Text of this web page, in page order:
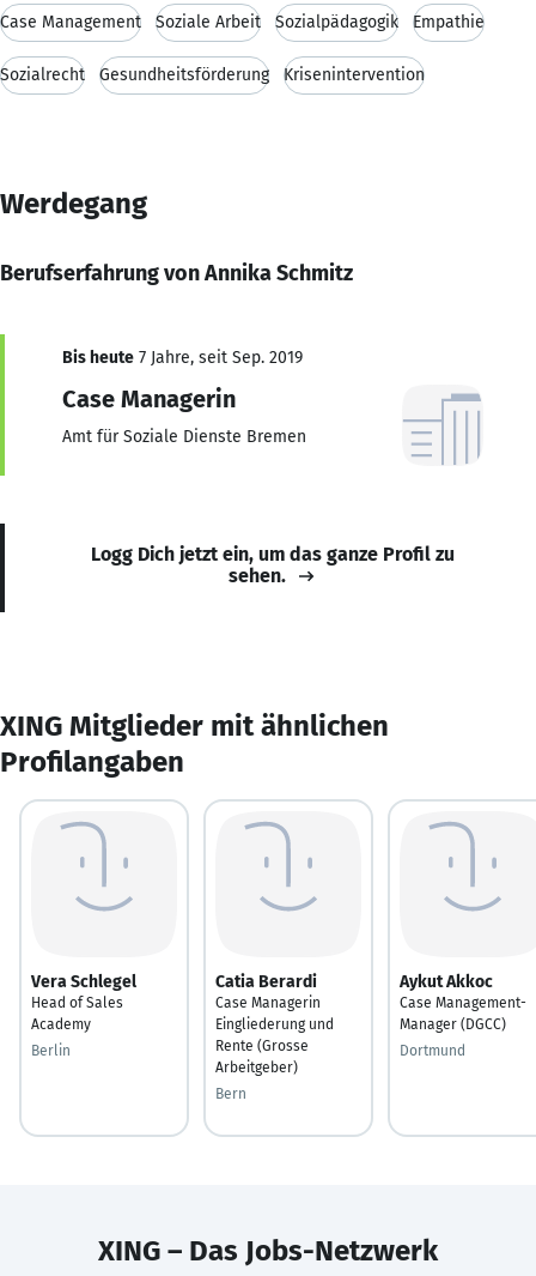
Case Management Soziale Arbeit Sozialpädagogik Empathie
Sozialrecht Gesundheitsförderung Krisenintervention
Werdegang
Berufserfahrung von Annika Schmitz
Bis heute 7 Jahre, seit Sep. 2019
Case Managerin
Amt für Soziale Dienste Bremen
Logg Dich jetzt ein, um das ganze Profil zu
sehen.
XING Mitglieder mit ähnlichen
Profilangaben
Vera Schlegel
Head of Sales
Academy
Berlin
Catia Berardi
Case Managerin
Eingliederung und
Rente (Grosse
Arbeitgeber)
Bern
Aykut Akkoc
Case Management-
Manager (DGCC)
Dortmund
XING – Das Jobs-Netzwerk